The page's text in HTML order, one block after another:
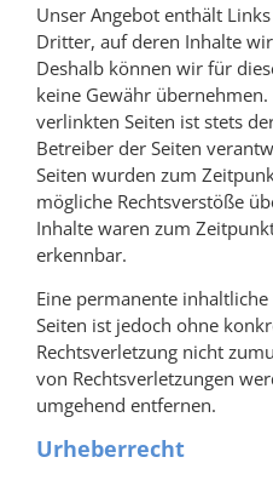
Unser Angebot enthält
Dritter, auf deren Inhalte
Deshalb können wir für
keine Gewähr
verlinkten Seiten ist stets
Betreiber der Seiten
Seiten wurden zum
mögliche Rechtsverstöße
Inhalte waren zum
erkennbar.
Eine permanente
Seiten ist jedoch ohne
Rechtsverletzung nicht
von Rechtsverletzungen
umgehend entfernen.
Urheberrecht